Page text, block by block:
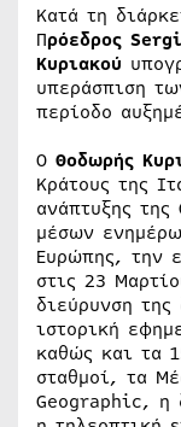
Κατά τη
Πρόεδρος
Κυριακού
υπεράσπιση
περίοδο
Ο Θοδωρής
Κράτους της
ανάπτυξης
μέσων
Ευρώπης, την
στις 23
διεύρυνση της
ιστορική
καθώς και τα
σταθμοί, τα
Geographic, η